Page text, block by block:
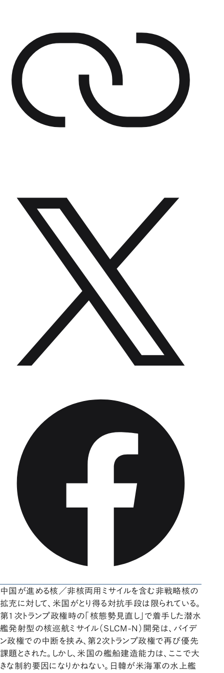
中国が進める核／非核両用ミサイルを含む非戦略核の
拡充に対して、米国がとり得る対抗手段は限られている。
第1次トランプ政権時の「核態勢見直し」で着手した潜水
艦発射型の核巡航ミサイル（SLCM-N）開発は、バイデ
ン政権での中断を挟み、第2次トランプ政権で再び優先
課題とされた。しかし、米国の艦船建造能力は、ここで大
きな制約要因になりかねない。日韓が米海軍の水上艦